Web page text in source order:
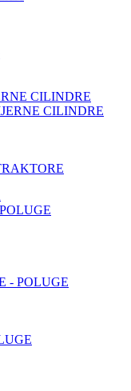
CILINDRE
CILINDRE
- POLUGE